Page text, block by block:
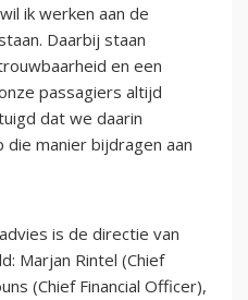
ik werken aan de
Daarbij staan
en een
passagiers altijd
dat we daarin
die manier bijdragen aan
is de directie van
Marjan Rintel (Chief
(Chief Financial Officer),